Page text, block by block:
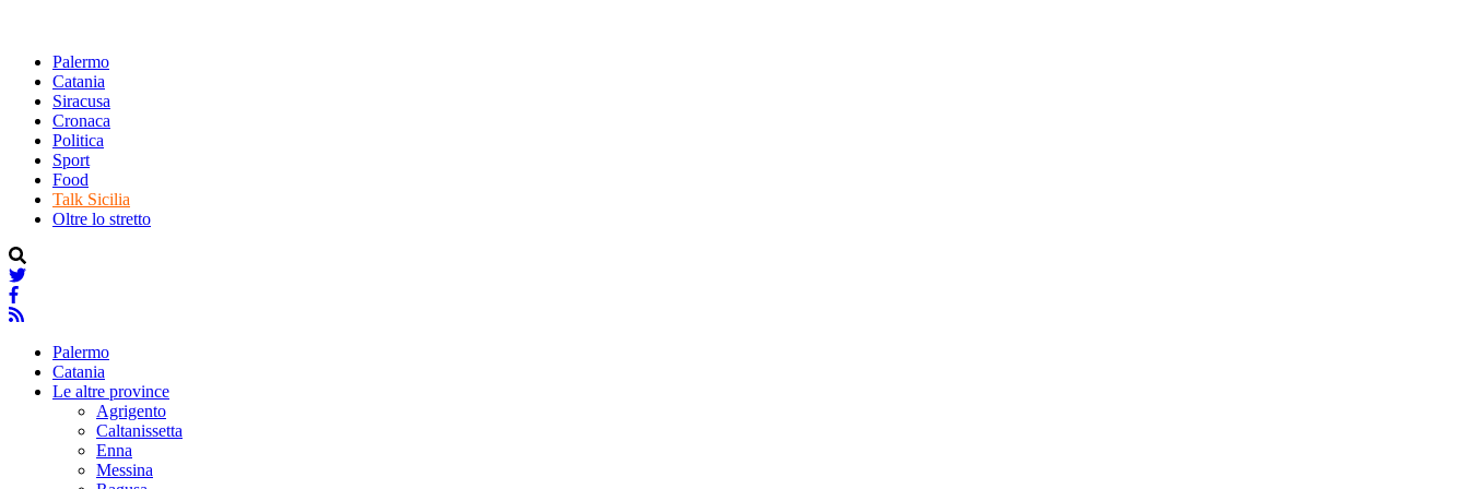
Palermo
Catania
Siracusa
Cronaca
Politica
Sport
Food
Talk Sicilia
Oltre lo stretto
Palermo
Catania
Le altre province
Agrigento
Caltanissetta
Enna
Messina